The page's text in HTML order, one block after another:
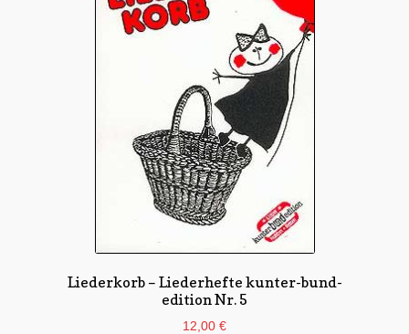
Liederkorb – Liederhefte kunter-bund-
edition Nr. 5
12,00 €